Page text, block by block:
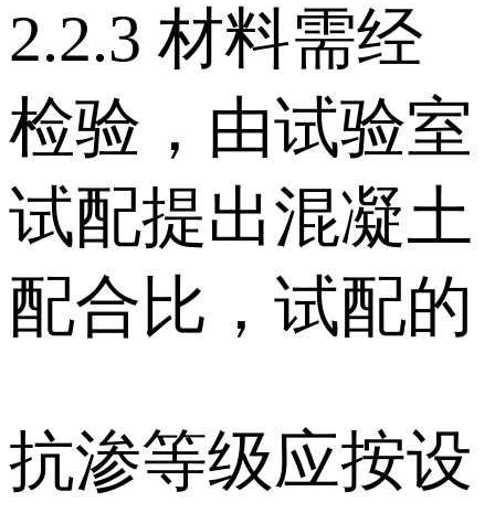
2.2.3 材料需经
检验，由试验室
试配提出混凝土
配合比，试配的
抗渗等级应按设